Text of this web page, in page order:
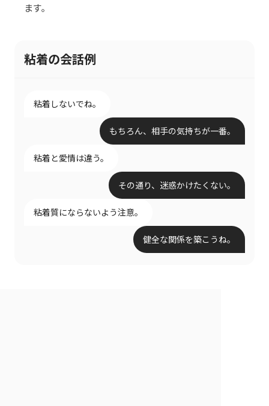
ます。
粘着の会話例
粘着しないでね。
もちろん、相手の気持ちが一番。
粘着と愛情は違う。
その通り、迷惑かけたくない。
粘着質にならないよう注意。
健全な関係を築こうね。